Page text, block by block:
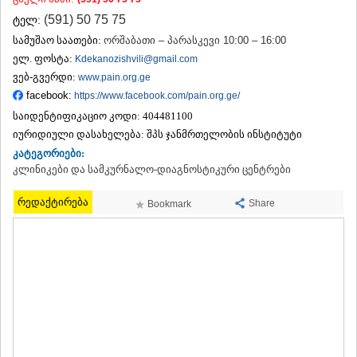
ᲡᲐᲛᲢᲠᲔᲓᲘᲐ
ᲡᲐᲩᲮᲔᲠᲔ
ᲢᲧᲘᲑᲣᲚᲘ
ᲥᲣᲗᲐᲘᲡᲘ
ᲬᲧᲐᲚᲢᲣᲑᲝ
ᲮᲐᲠᲐᲒᲐᲣᲚᲘ
ᲮᲝᲜᲘ
ᲙᲐᲮᲔᲗᲘ
ᲐᲮᲛᲔᲢᲐ
ᲒᲣᲠᲯᲐᲐᲜᲘ
ᲓᲔᲓᲝᲤᲚᲘᲡᲬᲧᲐᲠᲝ
ᲗᲔᲚᲐᲕᲘ
ტელ: (591) 50 75 75
სამუშაო საათები: ორშაბათი – პარასკევი 10:00 – 16:00
ელ. ფოსტა: Kdekanozishvili@gmail.com
ვებ-გვერდი: www.pain.org.ge
facebook: https://www.facebook.com/pain.org.ge/
საიდენტიფიკაციო კოდი: 404481100
იურიდიული დასახელება: შპს ჯანმრთელობის ინსტიტუტი
კატეგორიები:
კლინიკები და სამკურნალო-დიაგნოსტიკური ცენტრები
რედაქტირება Bookmark Share